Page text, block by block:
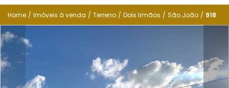
Financiamento
Negocie seu imóvel
Simulador de financiamento
Negocie seu imóvel
Home / Imóveis à venda / Terreno / Dois Irmãos / São João / 918